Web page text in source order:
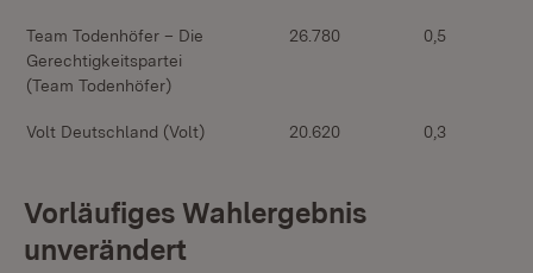
Team Todenhöfer – Die
Gerechtigkeitspartei
(Team Todenhöfer)
26.780 0,5
Volt Deutschland (Volt) 20.620 0,3
Vorläufiges Wahlergebnis
unverändert